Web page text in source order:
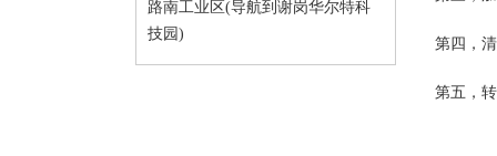
路南工业区(导航到谢岗华尔特科
技园)
第四，
第五，